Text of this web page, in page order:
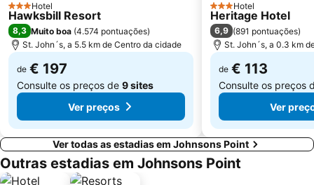
3 Estrelas
Hotel
Hawksbill Resort
8,3 Muito boa (4.574 pontuações)
St. John´s, a 5.5 km de Centro da cidade
de € 197
Consulte os preços de 9 sites
Ver preços
3 Estrelas
Hotel
Heritage Hotel
6,9 (891 pontuações)
St. John´s, a 0.3 km
de € 113
Consulte os preços
Ver
Ver todas as estadias em Johnsons Point
Outras estadias em Johnsons Point